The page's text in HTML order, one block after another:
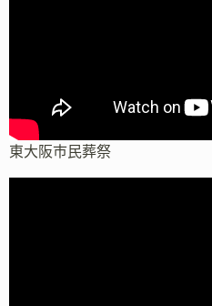
東大阪市民葬祭